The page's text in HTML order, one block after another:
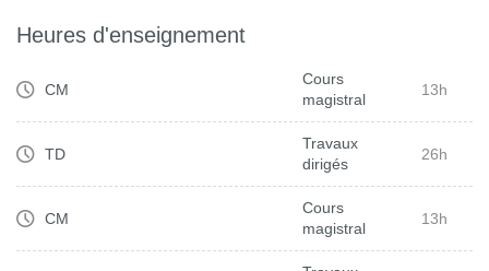
Heures d'enseignement
CM
Cours
magistral
13h
TD
Travaux
dirigés
26h
CM
Cours
magistral
13h